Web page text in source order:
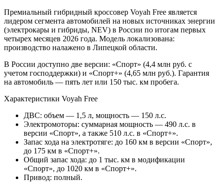
Премиальный гибридный кроссовер Voyah Free является
лидером сегмента автомобилей на новых источниках энергии
(электрокары и гибриды, NEV) в России по итогам первых
четырех месяцев 2026 года. Модель локализована:
производство налажено в Липецкой области.
В России доступно две версии: «Спорт» (4,4 млн руб. с
учетом господдержки) и «Спорт+» (4,65 млн руб.). Гарантия
на автомобиль — пять лет или 150 тыс. км пробега.
Характеристики Voyah Free
ДВС: объем — 1,5 л, мощность — 150 л.с.
Электромоторы: суммарная мощность — 490 л.с. в
версии «Спорт», а также 510 л.с. в «Спорт+».
Запас хода на электротяге: до 160 км в версии «Спорт»,
до 175 км в «Спорт+».
Общий запас хода: до 1 тыс. км в модификации
«Спорт», до 1020 км в «Спорт+».
Привод: полный.